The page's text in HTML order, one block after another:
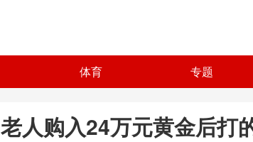
体育 专题
老人购入24万元黄金后打